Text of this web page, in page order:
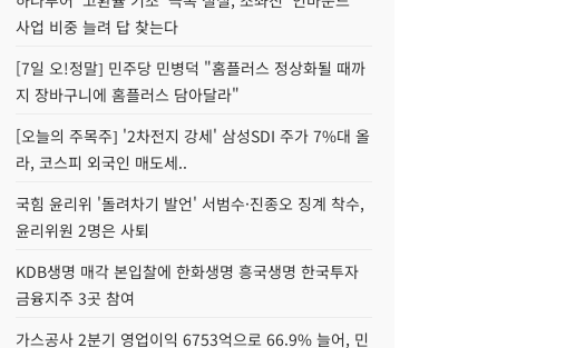
사업 비중 늘려 답 찾는다
[7일 오!정말] 민주당 민병덕 "홈플러스 정상화될 때까
지 장바구니에 홈플러스 담아달라"
[오늘의 주목주] '2차전지 강세' 삼성SDI 주가 7%대 올
라, 코스피 외국인 매도세..
국힘 윤리위 '돌려차기 발언' 서범수·진종오 징계 착수,
윤리위원 2명은 사퇴
KDB생명 매각 본입찰에 한화생명 흥국생명 한국투자
금융지주 3곳 참여
가스공사 2분기 영업이익 6753억으로 66.9% 늘어, 민